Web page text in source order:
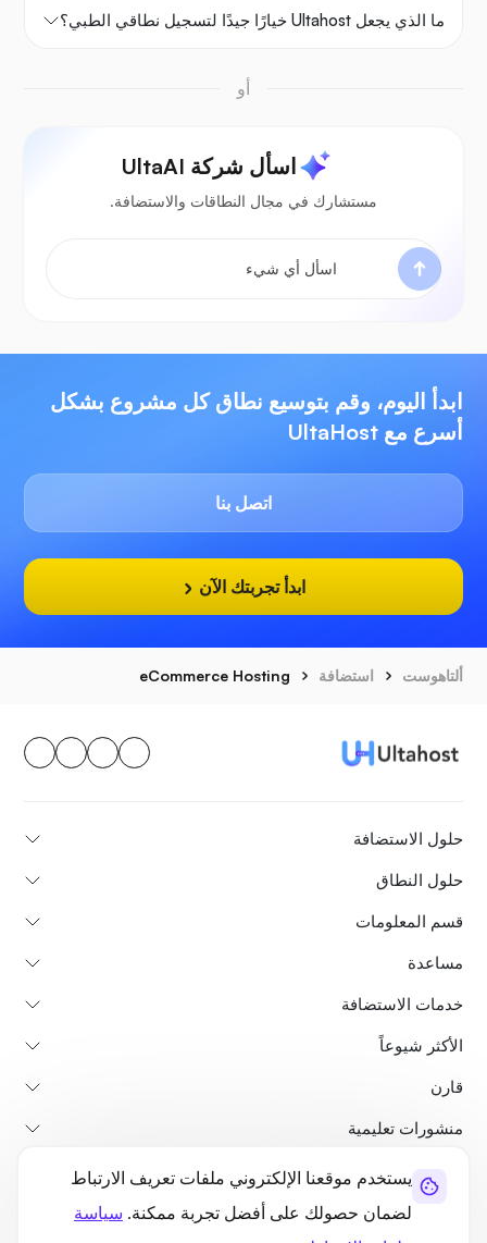
يستخدم موقعنا الإلكتروني ملفات تعريف الارتباط
لضمان حصولك على أفضل تجربة ممكنة. سياسة
ما الذي يجعل Ultahost خيارًا جيدًا لتسجيل نطاقي الطبي؟
أو
اسأل شركة UltaAI
مستشارك في مجال النطاقات والاستضافة.
ابدأ اليوم، وقم بتوسيع نطاق كل مشروع بشكل
أسرع مع UltaHost
اتصل بنا
ابدأ تجربتك الآن
ألتاهوست استضافة eCommerce Hosting
حلول الاستضافة
حلول النطاق
قسم المعلومات
مساعدة
خدمات الاستضافة
الأكثر شيوعاً
قارن
منشورات تعليمية
من نحن
خريطة الموقع